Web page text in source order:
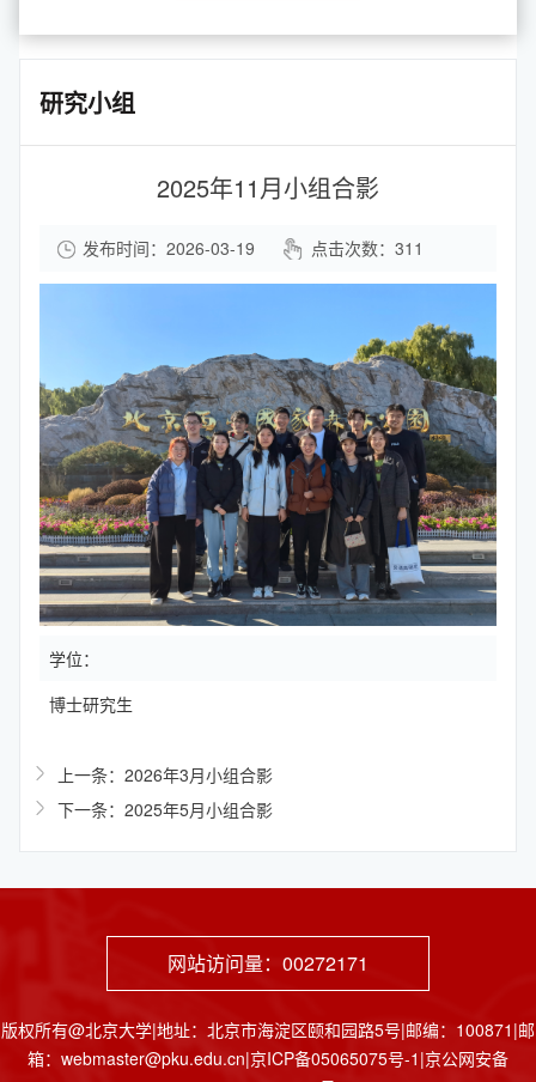
研究小组
2025年11月小组合影
发布时间：2026-03-19 点击次数： 311
学位：
博士研究生
上一条：2026年3月小组合影
下一条：2025年5月小组合影
网站访问量： 00272171
版权所有@北京大学|地址：北京市海淀区颐和园路5号|邮编：100871|邮
箱：webmaster@pku.edu.cn|京ICP备05065075号-1|京公网安备